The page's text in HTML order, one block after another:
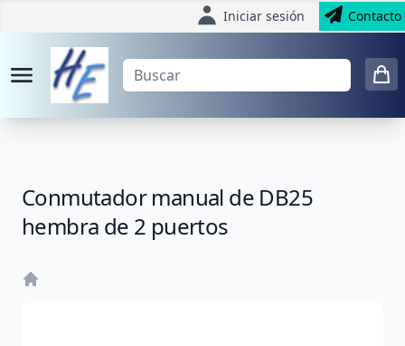
Iniciar sesión Contacto
Conmutador manual de DB25
hembra de 2 puertos